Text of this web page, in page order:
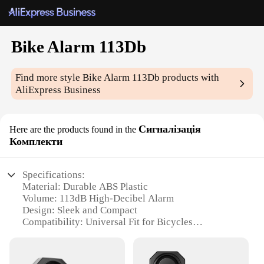
Bike Alarm 113Db
Find more styleBike Alarm 113Db products with
AliExpress Business
Here are the products found in the Сигналізація
Комплекти
Specifications:
Material: Durable ABS Plastic
Volume: 113dB High-Decibel Alarm
Design: Sleek and Compact
Compatibility: Universal Fit for Bicycles
Consumption